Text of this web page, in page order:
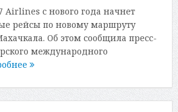
Airlines с нового года начнет
рейсы по новому маршруту
Об этом сообщила пресс-
международного